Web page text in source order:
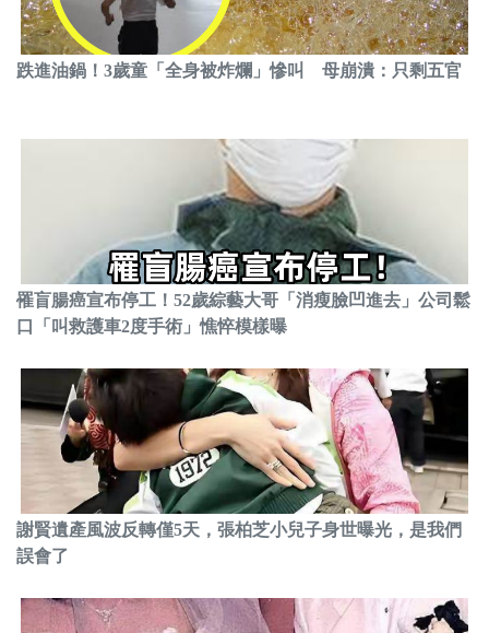
跌進油鍋！3歲童「全身被炸爛」慘叫 母崩潰：只剩五官
罹盲腸癌宣布停工！52歲綜藝大哥「消瘦臉凹進去」公司鬆
口「叫救護車2度手術」憔悴模樣曝
謝賢遺產風波反轉僅5天，張柏芝小兒子身世曝光，是我們
誤會了